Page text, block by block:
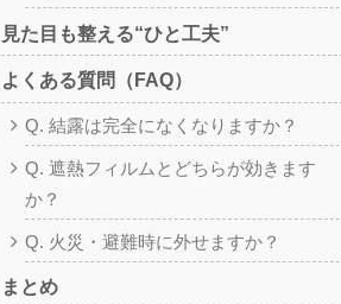
見た目も整える“ひと工夫”
よくある質問（FAQ）
Q. 結露は完全になくなりますか？
Q. 遮熱フィルムとどちらが効きます
か？
Q. 火災・避難時に外せますか？
まとめ